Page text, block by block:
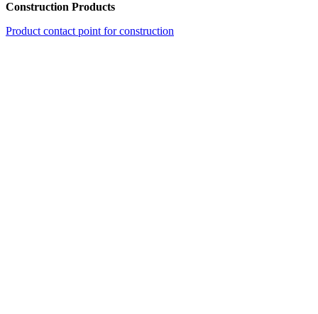
Construction Products
Product contact point for construction